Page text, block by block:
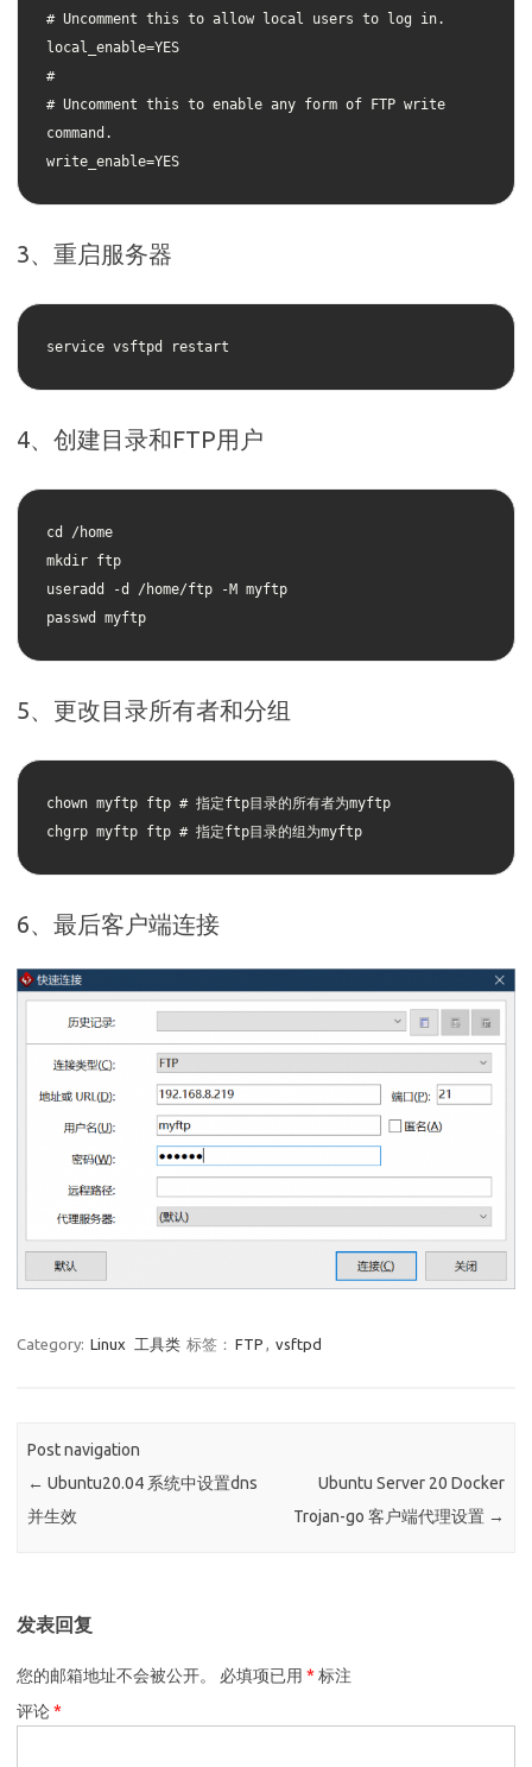
# Uncomment this to allow local users to log in.
local_enable=YES
#
# Uncomment this to enable any form of FTP write
command.
write_enable=YES
3、重启服务器
service vsftpd restart
4、创建目录和FTP用户
cd /home
mkdir ftp
useradd -d /home/ftp -M myftp
passwd myftp
5、更改目录所有者和分组
chown myftp ftp # 指定ftp目录的所有者为myftp
chgrp myftp ftp # 指定ftp目录的组为myftp
6、最后客户端连接
Category: Linux 工具类 标签： FTP vsftpd
Post navigation
← Ubuntu20.04 系统中设置dns
并生效
Ubuntu Server 20 Docker
Trojan-go 客户端代理设置 →
发表回复
您的邮箱地址不会被公开。 必填项已用 * 标注
评论*